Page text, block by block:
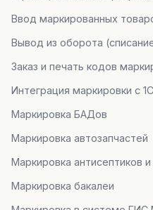
Ввод маркированных
Вывод из оборота
Заказ и печать кодов
Интеграция маркировки с 1С
Маркировка БАДов
Маркировка автозапчастей
Маркировка антисептиков
Маркировка бакалеи